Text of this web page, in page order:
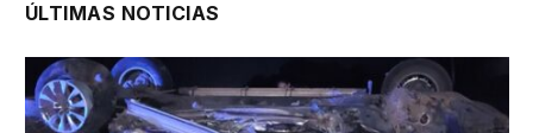
ÚLTIMAS NOTICIAS